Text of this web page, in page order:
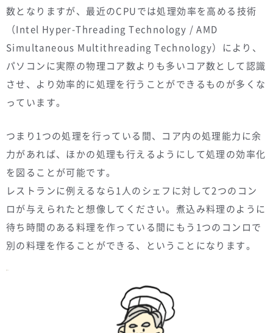
数となりますが、最近のCPUでは処理効率を高める技術
（Intel Hyper-Threading Technology / AMD
Simultaneous Multithreading Technology）により、
パソコンに実際の物理コア数よりも多いコア数として認識
させ、より効率的に処理を行うことができるものが多くな
っています。
つまり1つの処理を行っている間、コア内の処理能力に余
力があれば、ほかの処理も行えるようにして処理の効率化
を図ることが可能です。
レストランに例えるなら1人のシェフに対して2つのコン
ロが与えられたと想像してください。煮込み料理のように
待ち時間のある料理を作っている間にもう1つのコンロで
別の料理を作ることができる、ということになります。